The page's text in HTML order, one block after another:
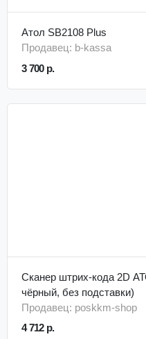
Атол SB2108 Plus
Продавец: b-kassa
3 700 р.
Сканер штрих-кода 2D
чёрный, без подставки)
Продавец: poskkm-shop
4 712 р.